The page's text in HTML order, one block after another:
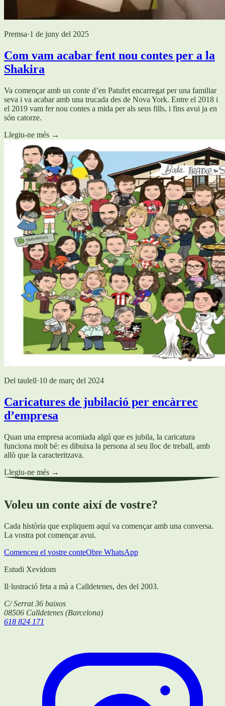
Premsa·1 de juny del 2025
Com vam acabar fent nou contes per a la
Shakira
Va començar amb un conte d’en Patufet encarregat per una familiar
seva i va acabar amb una trucada des de Nova York. Entre el 2018 i
el 2019 vam fer nou contes a mida per als seus fills, i fins avui ja en
són catorze.
Llegiu-ne més →
Del taulell·10 de març del 2024
Caricatures de jubilació per encàrrec
d’empresa
Quan una empresa acomiada algú que es jubila, la caricatura
funciona molt bé: es dibuixa la persona al seu lloc de treball, amb
allò que la caracteritzava.
Llegiu-ne més →
Voleu un conte així de vostre?
Cada història que expliquem aquí va començar amb una conversa.
La vostra pot començar avui.
Comenceu el vostre conteObre WhatsApp
Estudi Xevidom
Il·lustració feta a mà a Calldetenes, des del 2003.
C/ Serrat 36 baixos
08506 Calldetenes (Barcelona)
618 824 171